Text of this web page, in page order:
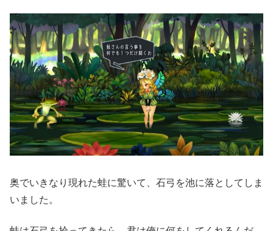
奥でいきなり現れた蛙に驚いて、石弓を池に落としてしま
いました。